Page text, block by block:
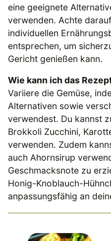
eine geeignete
verwenden. Achte
individuellen
entsprechen, um
Gericht genießen kann.
Wie kann ich das
Variiere die Gemüse,
Alternativen sowie
verwendest. Du kannst
Brokkoli Zucchini,
verwenden. Zudem
auch Ahornsirup
Geschmacksnote zu
Honig-Knoblauch-
anpassungsfähig an